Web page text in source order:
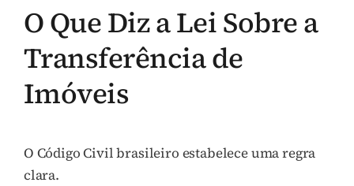
O Que Diz a Lei Sobre a
Transferência de
Imóveis
O Código Civil brasileiro estabelece uma regra
clara.